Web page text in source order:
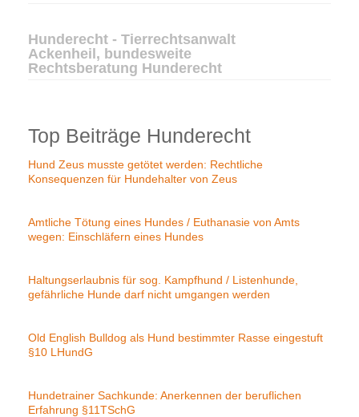
Hunderecht - Tierrechtsanwalt
Ackenheil, bundesweite
Rechtsberatung Hunderecht
Top Beiträge Hunderecht
Hund Zeus musste getötet werden: Rechtliche
Konsequenzen für Hundehalter von Zeus
Amtliche Tötung eines Hundes / Euthanasie von Amts
wegen: Einschläfern eines Hundes
Haltungserlaubnis für sog. Kampfhund / Listenhunde,
gefährliche Hunde darf nicht umgangen werden
Old English Bulldog als Hund bestimmter Rasse eingestuft
§10 LHundG
Hundetrainer Sachkunde: Anerkennen der beruflichen
Erfahrung §11TSchG